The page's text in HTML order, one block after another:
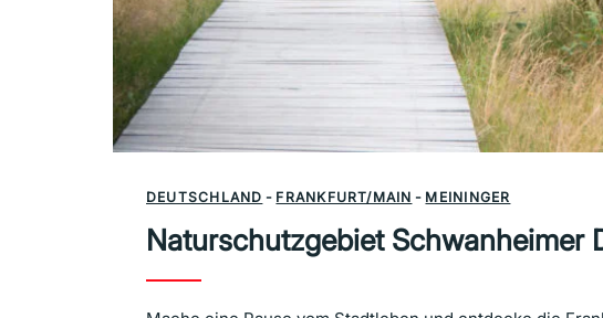
DEUTSCHLAND - FRANKFURT/MAIN - MEININGER
Naturschutzgebiet Schwanheimer